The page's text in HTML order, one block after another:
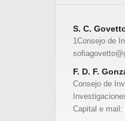
S. C.
1Consejo de
F. D. F.
Consejo de
Capital e mail: